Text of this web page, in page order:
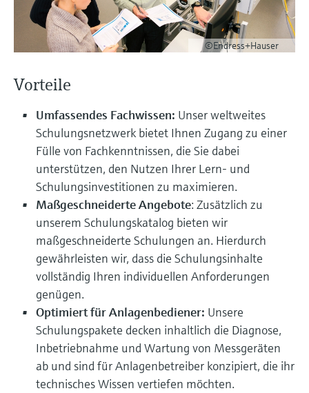
Device Viewer
Produktspezifische Informationen und
Dokumente finden
Ersatzteilsuche
Bestellcode oder Seriennummer finden
Füllstandsmessung
Füllstandsmessung Druck
Alle ansehen
Analysatoren für Härte, Eisen,
Aluminium & Chromat
Memosens-Technologie
Alle ansehen
©Endress+Hauser
Vorteile
Umfassendes Fachwissen: Unser weltweites
Schulungsnetzwerk bietet Ihnen Zugang zu einer
Fülle von Fachkenntnissen, die Sie dabei
unterstützen, den Nutzen Ihrer Lern- und
Schulungsinvestitionen zu maximieren.
Maßgeschneiderte Angebote: Zusätzlich zu
unserem Schulungskatalog bieten wir
maßgeschneiderte Schulungen an. Hierdurch
gewährleisten wir, dass die Schulungsinhalte
vollständig Ihren individuellen Anforderungen
genügen.
Optimiert für Anlagenbediener: Unsere
Schulungspakete decken inhaltlich die Diagnose,
Inbetriebnahme und Wartung von Messgeräten
ab und sind für Anlagenbetreiber konzipiert, die ihr
technisches Wissen vertiefen möchten.